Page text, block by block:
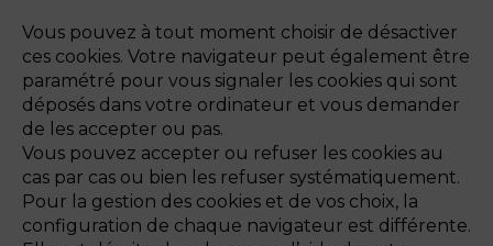
Vous pouvez à tout moment choisir de désactiver
ces cookies. Votre navigateur peut également être
paramétré pour vous signaler les cookies qui sont
déposés dans votre ordinateur et vous demander
de les accepter ou pas.
Vous pouvez accepter ou refuser les cookies au
cas par cas ou bien les refuser systématiquement.
Pour la gestion des cookies et de vos choix, la
configuration de chaque navigateur est différente.